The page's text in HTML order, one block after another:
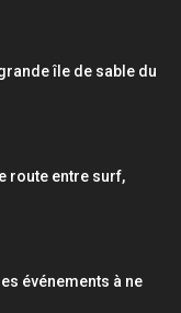
île de sable du
route entre surf,
événements à ne